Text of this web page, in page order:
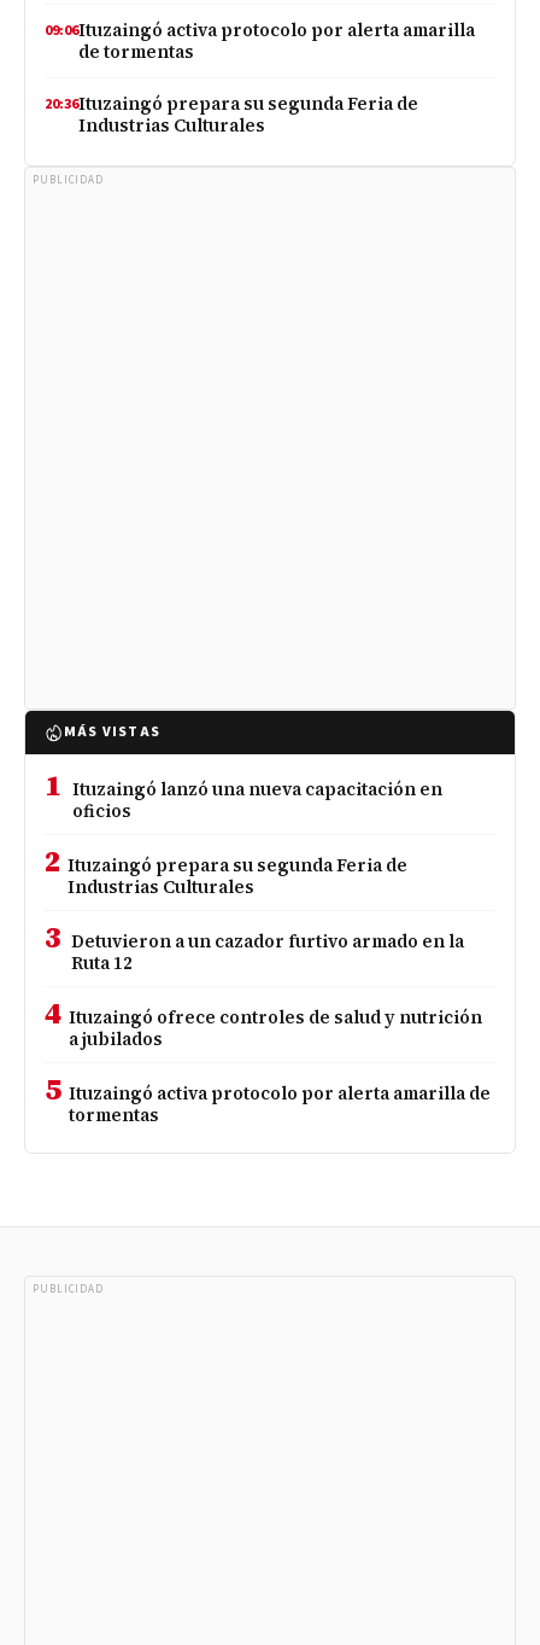
09:06Ituzaingó activa protocolo por alerta amarilla
de tormentas
20:36Ituzaingó prepara su segunda Feria de
Industrias Culturales
PUBLICIDAD
MÁS VISTAS
1 Ituzaingó lanzó una nueva capacitación en
oficios
2 Ituzaingó prepara su segunda Feria de
Industrias Culturales
3 Detuvieron a un cazador furtivo armado en la
Ruta 12
4 Ituzaingó ofrece controles de salud y nutrición
a jubilados
5 Ituzaingó activa protocolo por alerta amarilla de
tormentas
PUBLICIDAD